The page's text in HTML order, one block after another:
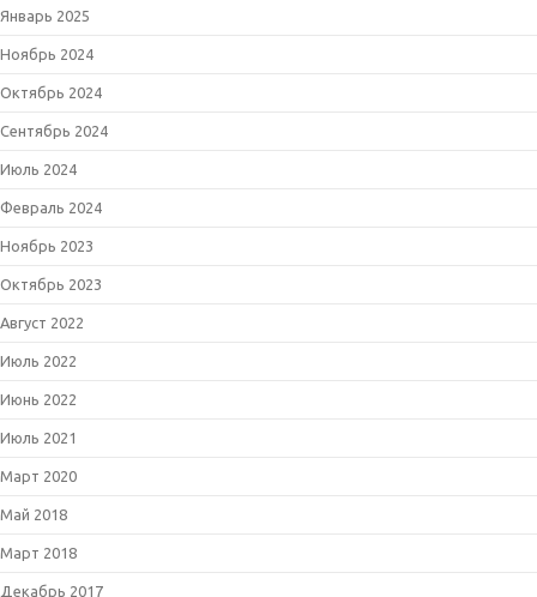
Январь 2025
Ноябрь 2024
Октябрь 2024
Сентябрь 2024
Июль 2024
Февраль 2024
Ноябрь 2023
Октябрь 2023
Август 2022
Июль 2022
Июнь 2022
Июль 2021
Март 2020
Май 2018
Март 2018
Декабрь 2017